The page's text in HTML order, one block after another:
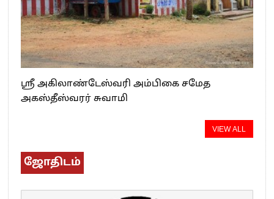
ஸ்ரீ அகிலாண்டேஸ்வரி அம்பிகை சமேத
அகஸ்தீஸ்வரர் சுவாமி
VIEW ALL
ஜோதிடம்